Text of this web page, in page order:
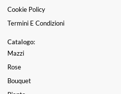
Cookie Policy
Termini E Condizioni
Catalogo:
Mazzi
Rose
Bouquet